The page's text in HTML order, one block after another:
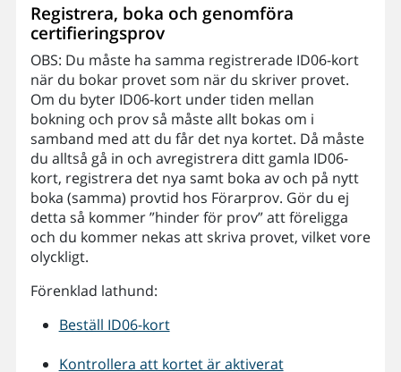
Registrera, boka och genomföra
certifieringsprov
OBS: Du måste ha samma registrerade ID06-kort
när du bokar provet som när du skriver provet.
Om du byter ID06-kort under tiden mellan
bokning och prov så måste allt bokas om i
samband med att du får det nya kortet. Då måste
du alltså gå in och avregistrera ditt gamla ID06-
kort, registrera det nya samt boka av och på nytt
boka (samma) provtid hos Förarprov. Gör du ej
detta så kommer ”hinder för prov” att föreligga
och du kommer nekas att skriva provet, vilket vore
olyckligt.
Förenklad lathund:
Beställ ID06-kort
Kontrollera att kortet är aktiverat